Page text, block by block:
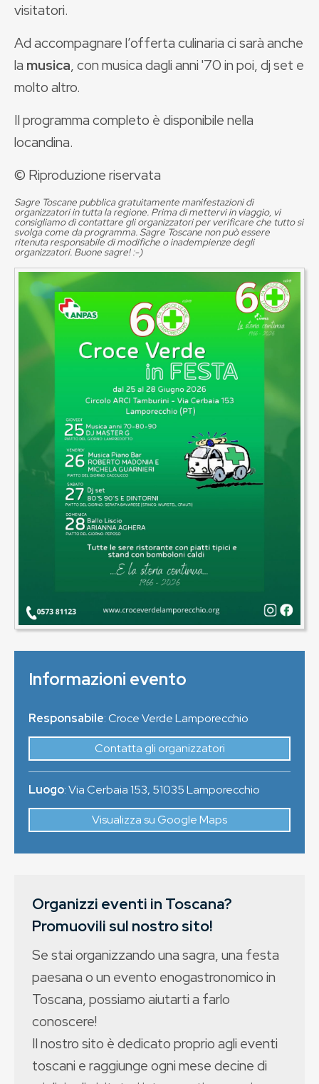
visitatori.
Ad accompagnare l’offerta culinaria ci sarà anche
la musica, con musica dagli anni '70 in poi, dj set e
molto altro.
Il programma completo è disponibile nella
locandina.
© Riproduzione riservata
Sagre Toscane pubblica gratuitamente manifestazioni di
organizzatori in tutta la regione. Prima di mettervi in viaggio, vi
consigliamo di contattare gli organizzatori per verificare che tutto si
svolga come da programma. Sagre Toscane non può essere
ritenuta responsabile di modifiche o inadempienze degli
organizzatori. Buone sagre! :-)
Informazioni evento
Responsabile: Croce Verde Lamporecchio
Contatta gli organizzatori
Luogo:Via Cerbaia 153, 51035Lamporecchio
Visualizza su Google Maps
Organizzi eventi in Toscana?
Promuovili sul nostro sito!
Se stai organizzando una sagra, una festa
paesana o un evento enogastronomico in
Toscana, possiamo aiutarti a farlo
conoscere!
Il nostro sito è dedicato proprio agli eventi
toscani e raggiunge ogni mese decine di